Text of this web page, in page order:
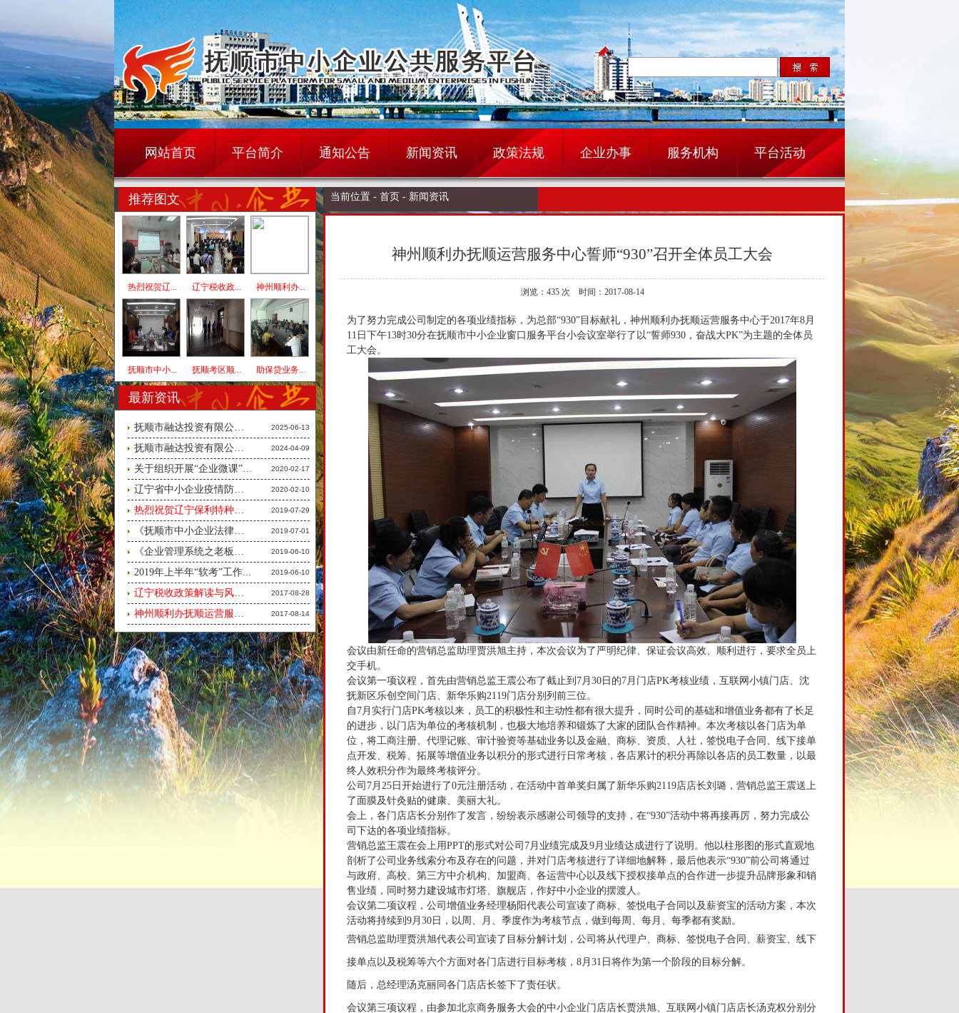
网站首页 平台简介 通知公告 新闻资讯 政策法规 企业办事 服务机构 平台活动
推荐图文
热烈祝贺辽... 辽宁税收政... 神州顺利办...
抚顺市中小... 抚顺考区顺... 助保贷业务...
最新资讯
抚顺市融达投资有限公司消防安... 2025-06-13
抚顺市融达投资有限公司广告 2024-04-09
关于组织开展“企业微课”线上... 2020-02-17
辽宁省中小企业疫情防控手册（... 2020-02-10
热烈祝贺辽宁保利特种车辆有限... 2019-07-29
《抚顺市中小企业法律风险暨商... 2019-07-01
《企业管理系统之老板财税与风... 2019-06-10
2019年上半年“软考”工作... 2019-06-10
辽宁税收政策解读与风险预防交... 2017-08-28
神州顺利办抚顺运营服务中心誓... 2017-08-14
当前位置 - 首页 - 新闻资讯
神州顺利办抚顺运营服务中心誓师“930”召开全体员工大会
浏览： 435 次 时间：2017-08-14
为了努力完成公司制定的各项业绩指标，为总部“930”目标献礼，神州顺利办抚顺运营服务中心于2017年8月
11日下午13时30分在抚顺市中小企业窗口服务平台小会议室举行了以“誓师930，奋战大PK”为主题的全体员
工大会。
会议由新任命的营销总监助理贾洪旭主持，本次会议为了严明纪律、保证会议高效、顺利进行，要求全员上
交手机。
会议第一项议程，首先由营销总监王震公布了截止到7月30日的7月门店PK考核业绩，互联网小镇门店、沈
抚新区乐创空间门店、新华乐购2119门店分别列前三位。
自7月实行门店PK考核以来，员工的积极性和主动性都有很大提升，同时公司的基础和增值业务都有了长足
的进步，以门店为单位的考核机制，也极大地培养和锻炼了大家的团队合作精神。本次考核以各门店为单
位，将工商注册、代理记账、审计验资等基础业务以及金融、商标、资质、人社，签悦电子合同、线下接单
点开发、税筹、拓展等增值业务以积分的形式进行日常考核，各店累计的积分再除以各店的员工数量，以最
终人效积分作为最终考核评分。
公司7月25日开始进行了0元注册活动，在活动中首单奖归属了新华乐购2119店店长刘璐，营销总监王震送上
了面膜及针灸贴的健康、美丽大礼。
会上，各门店店长分别作了发言，纷纷表示感谢公司领导的支持，在“930”活动中将再接再厉，努力完成公
司下达的各项业绩指标。
营销总监王震在会上用PPT的形式对公司7月业绩完成及9月业绩达成进行了说明。他以柱形图的形式直观地
剖析了公司业务线索分布及存在的问题，并对门店考核进行了详细地解释，最后他表示“930”前公司将通过
与政府、高校、第三方中介机构、加盟商、各运营中心以及线下授权接单点的合作进一步提升品牌形象和销
售业绩，同时努力建设城市灯塔、旗舰店，作好中小企业的摆渡人。
会议第二项议程，公司增值业务经理杨阳代表公司宣读了商标、签悦电子合同以及薪资宝的活动方案，本次
活动将持续到9月30日，以周、月、季度作为考核节点，做到每周、每月、每季都有奖励。
营销总监助理贾洪旭代表公司宣读了目标分解计划，公司将从代理户、商标、签悦电子合同、薪资宝、线下
接单点以及税筹等六个方面对各门店进行目标考核，8月31日将作为第一个阶段的目标分解。
随后，总经理汤克丽同各门店店长签下了责任状。
会议第三项议程，由参加北京商务服务大会的中小企业门店店长贾洪旭、互联网小镇门店店长汤克权分别分